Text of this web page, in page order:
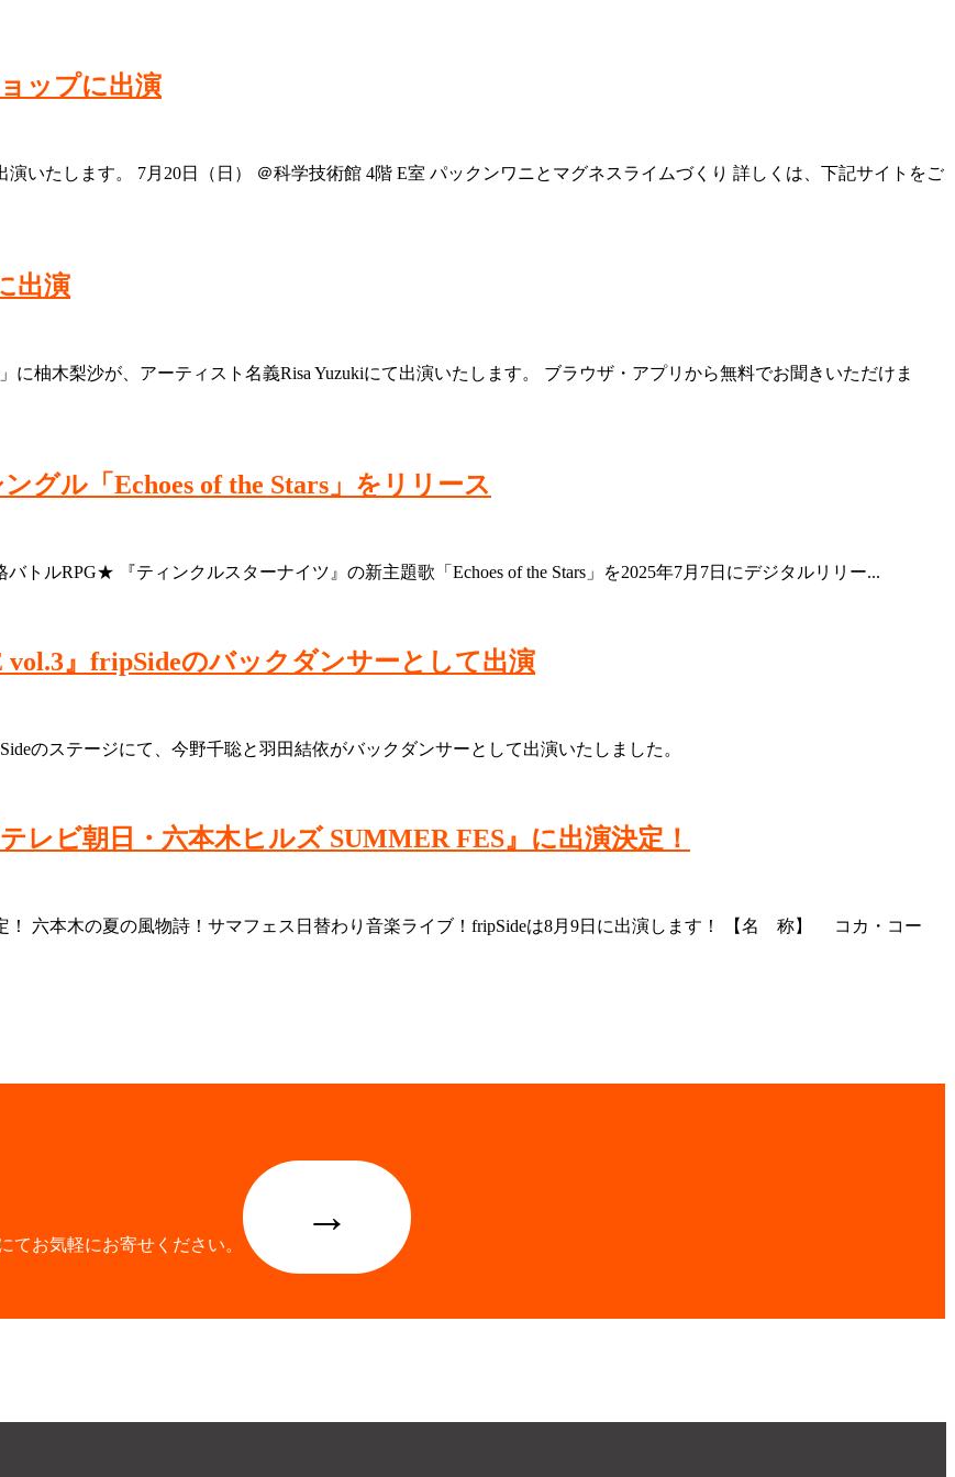
ップに出演
いたします。 7月20日（日） ＠科学技術館 4階 E室 パックンワニとマグネスライムづくり 詳しくは、下記サイトをご
出演
に柚木梨沙が、アーティスト名義Risa Yuzukiにて出演いたします。 ブラウザ・アプリから無料でお聞きいただけま
グル「Echoes of the Stars」をリリース
トルRPG★ 『ティンクルスターナイツ』の新主題歌「Echoes of the Stars」を2025年7月7日にデジタルリリー...
』fripSideのバックダンサーとして出演
のステージにて、今野千聡と羽田結依がバックダンサーとして出演いたしました。
レビ朝日・六本木ヒルズ SUMMER FES』に出演決定！
！ 六本木の夏の風物詩！サマフェス日替わり音楽ライブ！fripSideは8月9日に出演します！ 【名 称】 コカ・コー
てお気軽にお寄せください。
→